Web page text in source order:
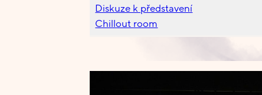
Diskuze k představení
Chillout room